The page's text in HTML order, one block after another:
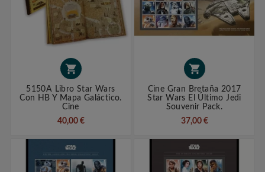

5150A Libro Star Wars
Con HB Y Mapa Galáctico.
Cine
40,00 €

Cine Gran Bretaña 2017
Star Wars El Último Jedi
Souvenir Pack.
37,00 €